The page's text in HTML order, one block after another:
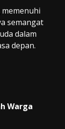
semangat
dalam
depan.
Warga